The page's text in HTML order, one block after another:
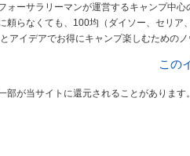
ーサラリーマンが運営するキャンプ中心
頼らなくても、100均（ダイソー、セリア
アイデアでお得にキャンプ楽しむためのノ
この
が当サイトに還元されることがあります。